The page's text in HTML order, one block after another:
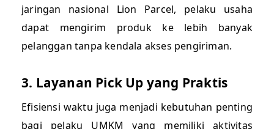
jaringan nasional Lion Parcel, pelaku usaha
dapat mengirim produk ke lebih banyak
pelanggan tanpa kendala akses pengiriman.
3. Layanan Pick Up yang Praktis
Efisiensi waktu juga menjadi kebutuhan penting
bagi pelaku UMKM yang memiliki aktivitas